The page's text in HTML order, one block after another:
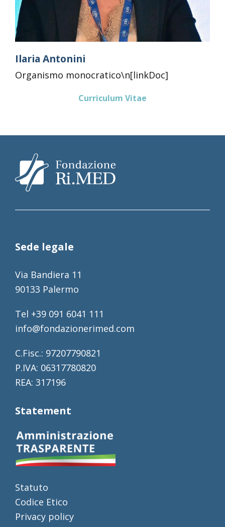
Ilaria Antonini
Organismo monocratico\n[linkDoc]
Sede legale
Via Bandiera 11
90133 Palermo
Tel +39 091 6041 111
info@fondazionerimed.com
C.Fisc.: 97207790821
P.IVA: 06317780820
REA: 317196
Statement
Statuto
Codice Etico
Privacy policy